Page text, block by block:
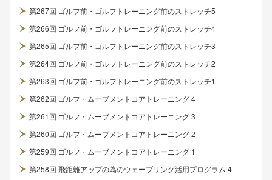
第267回 ゴルフ前・ゴルフトレーニング前のストレッチ5
第266回 ゴルフ前・ゴルフトレーニング前のストレッチ4
第265回 ゴルフ前・ゴルフトレーニング前のストレッチ3
第264回 ゴルフ前・ゴルフトレーニング前のストレッチ2
第263回 ゴルフ前・ゴルフトレーニング前のストレッチ1
第262回 ゴルフ・ムーブメントコアトレーニング 4
第261回 ゴルフ・ムーブメントコアトレーニング 3
第260回 ゴルフ・ムーブメントコアトレーニング 2
第259回 ゴルフ・ムーブメントコアトレーニング 1
第258回 飛距離アップの為のウェーブリング活用プログラム 4